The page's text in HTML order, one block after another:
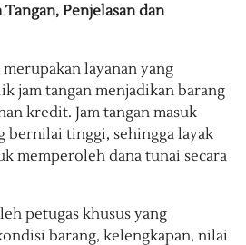
Tangan, Penjelasan dan
layanan yang
jam tangan menjadikan barang
kredit. Jam tangan masuk
bernilai tinggi, sehingga layak
memperoleh dana tunai secara
petugas khusus yang
barang, kelengkapan, nilai